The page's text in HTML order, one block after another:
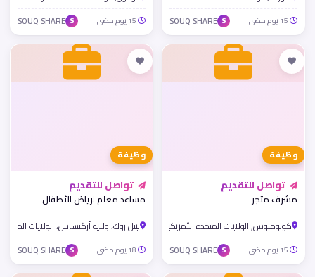
S
SOUQ SHARE
S
SOUQ SHARE
وظيفة
تواصل للتقديم
مشرف متجر
كولومبوس, الولايات المتحدة الأمريكية
S
SOUQ SHARE
وظيفة
تواصل للتقديم
مساعد معلم لرياض الأطفال
ليتل روك، ولاية أركنساس، الولايات
S
SOUQ SHARE